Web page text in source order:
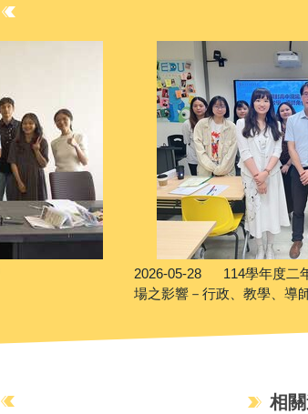
2026-05-28
114學年度二
場之影響－行政、教學、導
相